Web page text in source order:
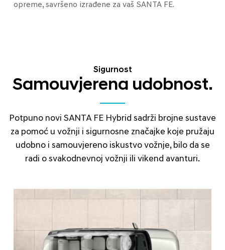
opreme, savršeno izrađene za vaš SANTA FE.
Sigurnost
Samouvjerena udobnost.
Potpuno novi SANTA FE Hybrid sadrži brojne sustave
za pomoć u vožnji i sigurnosne značajke koje pružaju
udobno i samouvjereno iskustvo vožnje, bilo da se
radi o svakodnevnoj vožnji ili vikend avanturi.